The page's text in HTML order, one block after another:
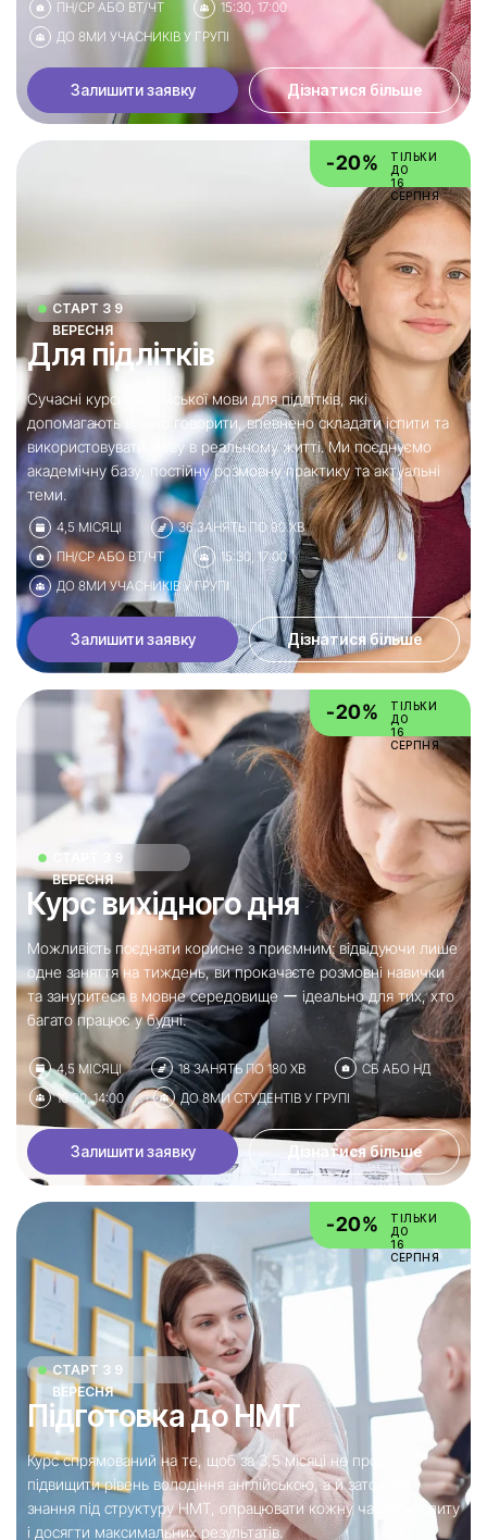
ПН/СР АБО ВТ/ЧТ
15:30, 17:00
ДО 8МИ УЧАСНИКІВ У ГРУПІ
Залишити заявку Дізнатися більше
-20%
ТІЛЬКИ
ДО
16
СЕРПНЯ
СТАРТ З 9
ВЕРЕСНЯ
Для підлітків
Сучасні курси англійської мови для підлітків, які
допомагають вільно говорити, впевнено складати іспити та
використовувати мову в реальному житті. Ми поєднуємо
академічну базу, постійну розмовну практику та актуальні
теми.
4,5 МІСЯЦІ
36 ЗАНЯТЬ ПО 90 ХВ
ПН/СР АБО ВТ/ЧТ
15:30, 17:00
ДО 8МИ УЧАСНИКІВ У ГРУПІ
Залишити заявку Дізнатися більше
-20%
ТІЛЬКИ
ДО
16
СЕРПНЯ
СТАРТ З 9
ВЕРЕСНЯ
Курс вихідного дня
Можливість поєднати корисне з приємним: відвідуючи лише
одне заняття на тиждень, ви прокачаєте розмовні навички
та зануритеся в мовне середовище ー ідеально для тих, хто
багато працює у будні.
4,5 МІСЯЦІ 18 ЗАНЯТЬ ПО 180 ХВ
СБ АБО НД
10:30, 14:00
ДО 8МИ СТУДЕНТІВ У ГРУПІ
Залишити заявку Дізнатися більше
-20%
ТІЛЬКИ
ДО
16
СЕРПНЯ
СТАРТ З 9
ВЕРЕСНЯ
Підготовка до НМТ
Курс спрямований на те, щоб за 3,5 місяці не просто
підвищити рівень володіння англійською, а й заточити
знання під структуру НМТ, опрацювати кожну частину іспиту
і досягти максимальних результатів.